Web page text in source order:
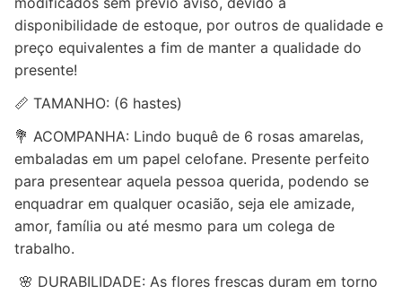
disponibilidade de estoque, por outros de qualidade e
preço equivalentes a fim de manter a qualidade do
presente!
📏 TAMANHO: (6 hastes)
💐 ACOMPANHA: Lindo buquê de 6 rosas amarelas,
embaladas em um papel celofane. Presente perfeito
para presentear aquela pessoa querida, podendo se
enquadrar em qualquer ocasião, seja ele amizade,
amor, família ou até mesmo para um colega de
trabalho.
🌸 DURABILIDADE: As flores frescas duram em torno